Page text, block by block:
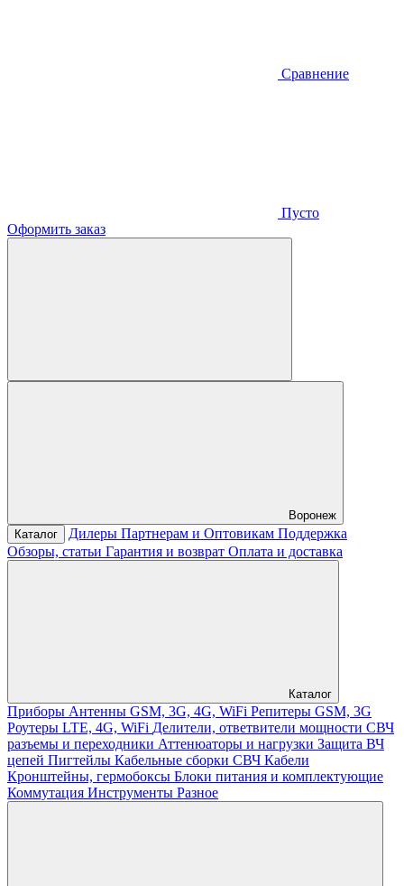
Сравнение
Пусто
Оформить заказ
Воронеж
Каталог
Дилеры Партнерам и Оптовикам Поддержка
Обзоры, статьи Гарантия и возврат Оплата и доставка
Каталог
Приборы Антенны GSM, 3G, 4G, WiFi Репитеры GSM, 3G
Роутеры LTE, 4G, WiFi Делители, ответвители мощности СВЧ
разъемы и переходники Аттенюаторы и нагрузки Защита ВЧ
цепей Пигтейлы Кабельные сборки СВЧ Кабели
Кронштейны, гермобоксы Блоки питания и комплектующие
Коммутация Инструменты Разное